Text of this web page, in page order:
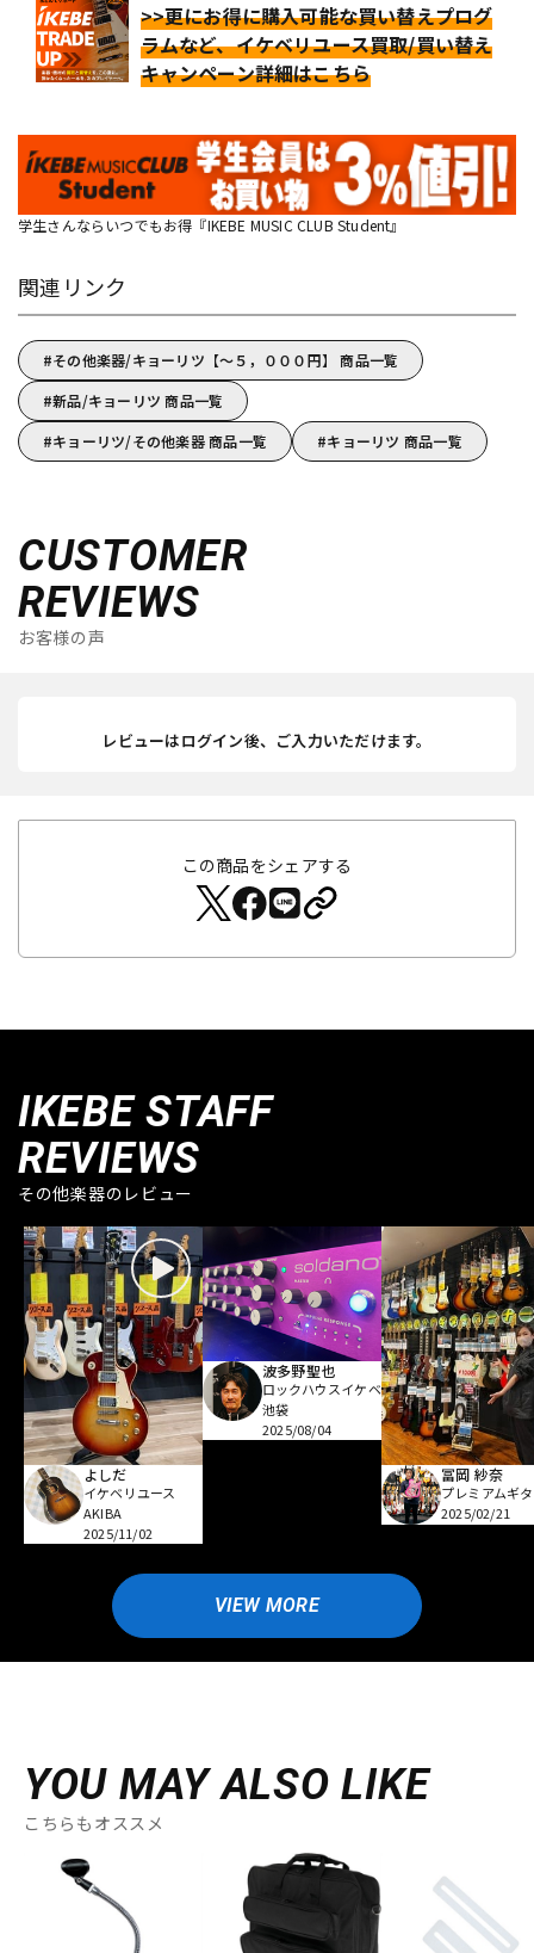
>>更にお得に購入可能な買い替えプログ
ラムなど、イケベリユース買取/買い替え
キャンペーン詳細はこちら
学生さんならいつでもお得『IKEBE MUSIC CLUB Student』
関連リンク
その他楽器/キョーリツ【～５，０００円】 商品一覧
新品/キョーリツ 商品一覧
キョーリツ/その他楽器 商品一覧
キョーリツ 商品一覧
CUSTOMER
REVIEWS
お客様の声
レビューはログイン後、ご入力いただけます。
この商品をシェアする
IKEBE STAFF
REVIEWS
その他楽器のレビュー
よしだ
イケベリユース
AKIBA
2025/11/02
波多野聖也
ロックハウスイケベ
池袋
2025/08/04
冨岡 紗奈
プレミアムギ
2025/02/21
VIEW MORE
YOU MAY ALSO LIKE
こちらもオススメ